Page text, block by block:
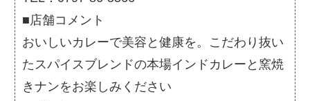
■店舗コメント
おいしいカレーで美容と健康を。こだわり抜い
たスパイスブレンドの本場インドカレーと窯焼
きナンをお楽しみください